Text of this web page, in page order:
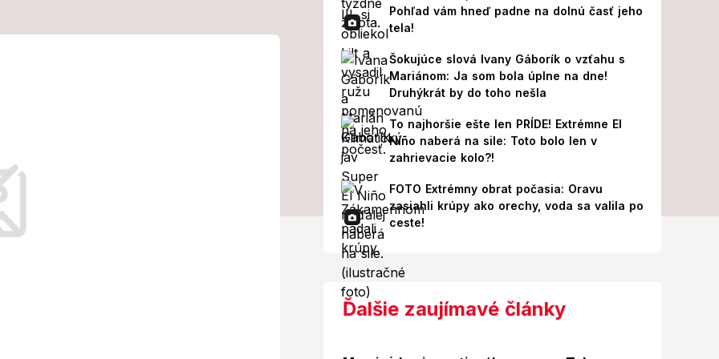
objavovali
príčinu!
Pohľad vám hneď padne na dolnú časť jeho
tela!
Šokujúce slová Ivany Gáborík o vzťahu s
Mariánom: Ja som bola úplne na dne!
Druhýkrát by do toho nešla
To najhoršie ešte len PRÍDE! Extrémne El
Niño naberá na sile: Toto bolo len v
zahrievacie kolo?!
FOTO Extrémny obrat počasia: Oravu
zasiahli krúpy ako orechy, voda sa valila po
ceste!
Ďalšie zaujímavé články